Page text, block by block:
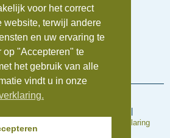
0172-742655
info@beauvastgoed.nl
|KvK:84734876
en regelingen
Privacyverklaring
voor het correct
website, terwijl andere
en uw ervaring te
op "Accepteren" te
het gebruik van alle
vindt u in onze